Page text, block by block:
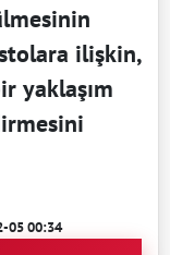
ilişkin,
yaklaşım
05 00:34